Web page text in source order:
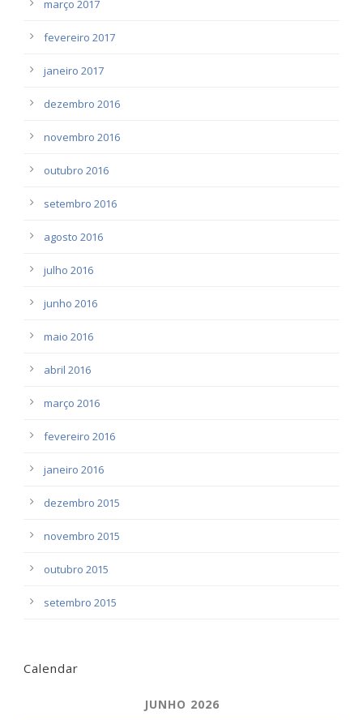
março 2017
fevereiro 2017
janeiro 2017
dezembro 2016
novembro 2016
outubro 2016
setembro 2016
agosto 2016
julho 2016
junho 2016
maio 2016
abril 2016
março 2016
fevereiro 2016
janeiro 2016
dezembro 2015
novembro 2015
outubro 2015
setembro 2015
Calendar
JUNHO 2026